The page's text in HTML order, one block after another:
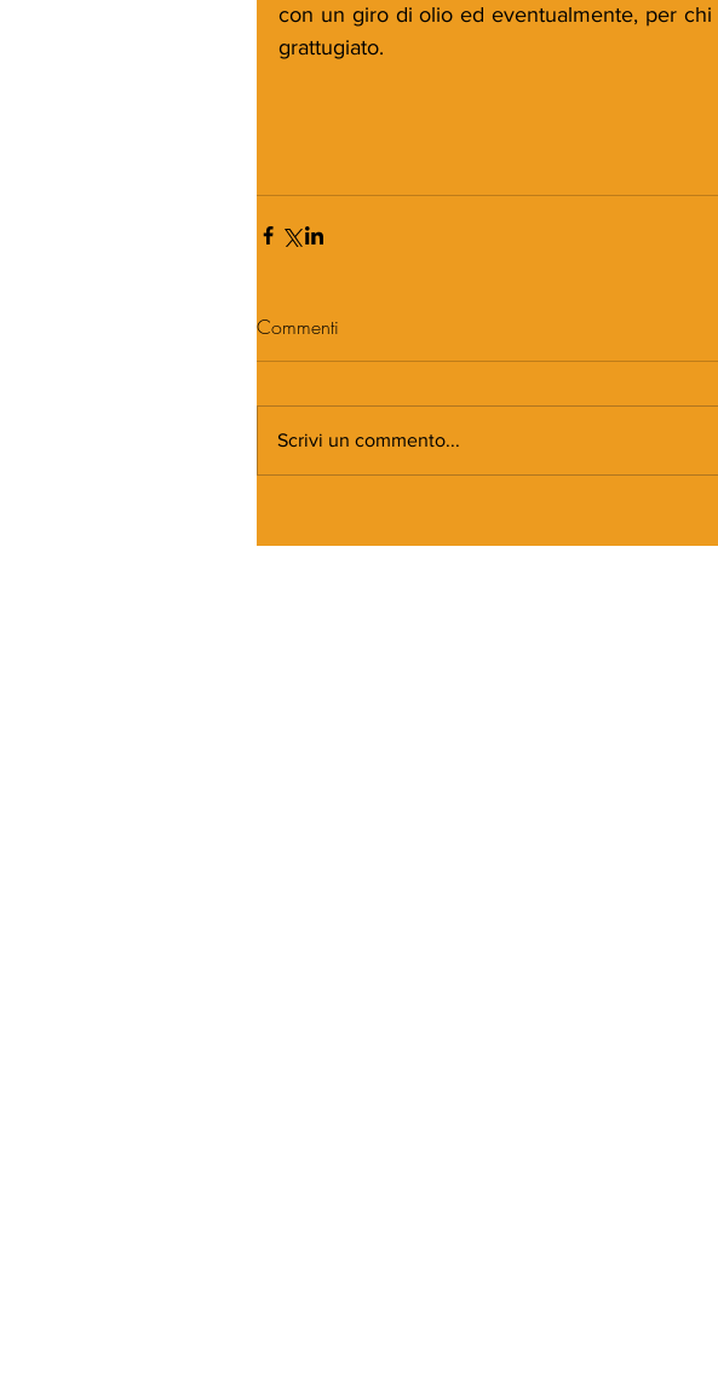
con un giro di olio ed eventualmente, per
grattugiato.
Commenti
Scrivi un commento...